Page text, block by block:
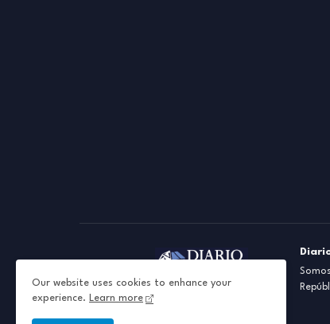
Our website uses cookies to enhance your
experience. Learn more